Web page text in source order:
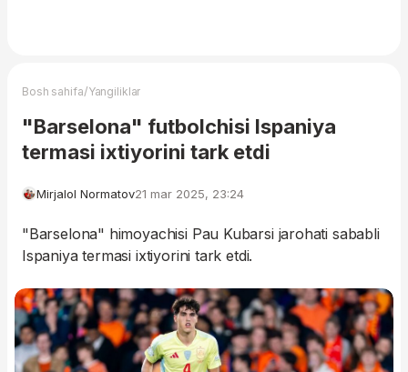
Bosh sahifa/Yangiliklar
"Barselona" futbolchisi Ispaniya
termasi ixtiyorini tark etdi
Mirjalol Normatov21 mar 2025, 23:24
"Barselona" himoyachisi Pau Kubarsi jarohati sababli
Ispaniya termasi ixtiyorini tark etdi.